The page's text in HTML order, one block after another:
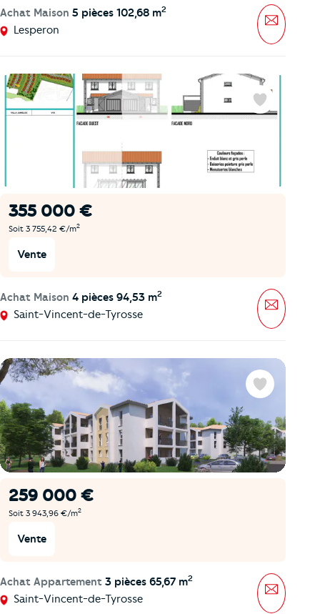
Achat Maison 5 pièces 102,68 m2
Lesperon
Message
355 000 €
Soit 3 755,42 €/m2
Vente
Achat Maison 4 pièces 94,53 m2
Saint-Vincent-de-Tyrosse
Favoris
Message
259 000 €
Soit 3 943,96 €/m2
Vente
Achat Appartement 3 pièces 65,67 m2
Saint-Vincent-de-Tyrosse
Favoris
Message